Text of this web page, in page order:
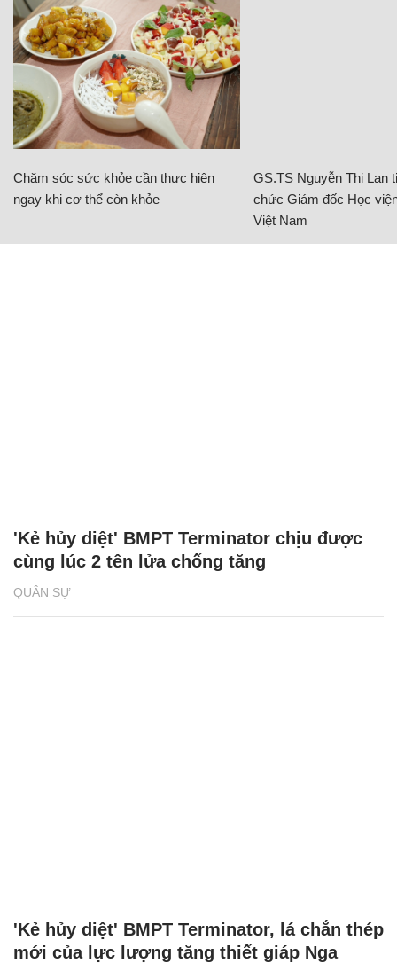
Chăm sóc sức khỏe cần thực hiện
ngay khi cơ thể còn khỏe
GS.TS Nguyễn Thị Lan
chức Giám đốc Học
Việt Nam
QUÂN SỰ
'Kẻ hủy diệt' BMPT Terminator chịu được
cùng lúc 2 tên lửa chống tăng
'Kẻ hủy diệt' BMPT Terminator, lá chắn thép
mới của lực lượng tăng thiết giáp Nga